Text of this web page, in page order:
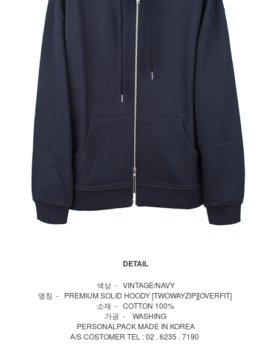
DETAIL
색상 - VINTAGE/NAVY
명칭 - PREMIUM SOLID HOODY [TWOWAYZIP][OVERFIT]
소재 - COTTON 100%
가공 - WASHING
PERSONALPACK MADE IN KOREA
A/S COSTOMER TEL : 02 . 6235 . 7190